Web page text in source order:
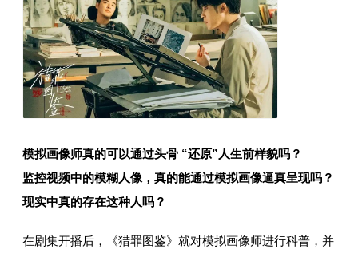
模拟画像师真的可以通过头骨 “还原”人生前样貌吗？
监控视频中的模糊人像，真的能通过模拟画像逼真呈现吗？
现实中真的存在这种人吗？
在剧集开播后，《猎罪图鉴》就对模拟画像师进行科普，并